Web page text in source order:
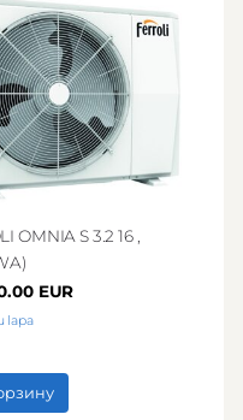
OMNIA S 3.2 16 ,
EUR
lapa